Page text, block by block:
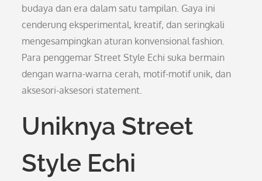
budaya dan era dalam satu tampilan. Gaya ini
cenderung eksperimental, kreatif, dan seringkali
mengesampingkan aturan konvensional fashion.
Para penggemar Street Style Echi suka bermain
dengan warna-warna cerah, motif-motif unik, dan
aksesori-aksesori statement.
Uniknya Street
Style Echi